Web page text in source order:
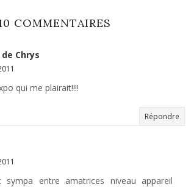
COMMENTAIRES
Chrys
qui me plairait!!!!
Répondre
sympa entre amatrices niveau appareil